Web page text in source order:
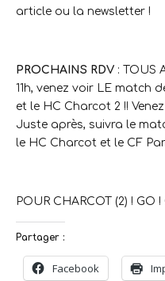
article ou la newsletter !
PROCHAINS RDV : TOUS
11h, venez voir LE match
et le HC Charcot 2 !!
Juste après, suivra le
le HC Charcot et le CF
POUR CHARCOT (2) ! GO
Partager :
Facebook